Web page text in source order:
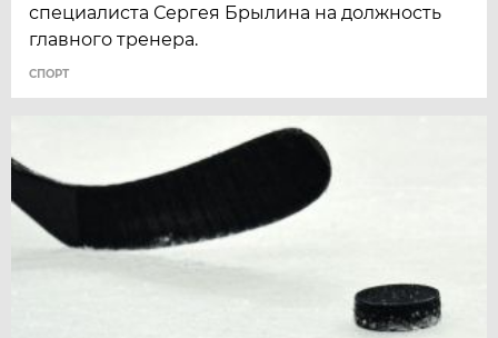
специалиста Сергея Брылина на должность
главного тренера.
СПОРТ